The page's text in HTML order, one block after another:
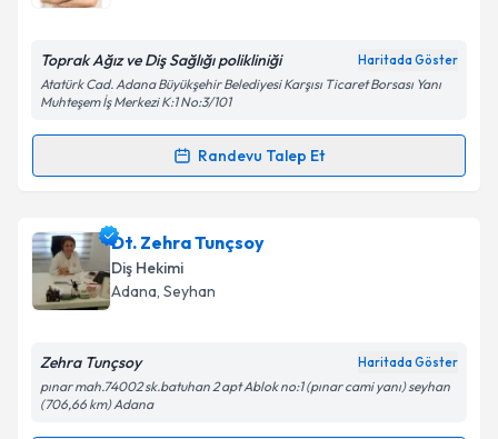
Kişisel verilerimin işlenmesine ilişkinAydınlatma
'ni okudum ve kişisel verilerimin belirtilen
kapsamda işlenmesini kabul ediyorum.
Takvim Talebini Gönder
Toprak Ağız ve Diş Sağlığı polikliniği Haritada Göster
Atatürk Cad. Adana Büyükşehir Belediyesi Karşısı Ticaret Borsası Yanı
Muhteşem İş Merkezi K:1 No:3/101
Randevu Talep Et
Randevu Takvimi Talebi
Dt. Sözmen Menemencioğlu
talebi oluşturun. Size bu uzmandan randevu almanız
için bir takvim hazırlandığında e-posta ile
bilgilendireceğiz.
Dt. Zehra Tunçsoy
Diş Hekimi
Adana, Seyhan
Zehra Tunçsoy Haritada Göster
pınar mah.74002 sk.batuhan 2 apt Ablok no:1 (pınar cami yanı) seyhan
(706,66 km) Adana